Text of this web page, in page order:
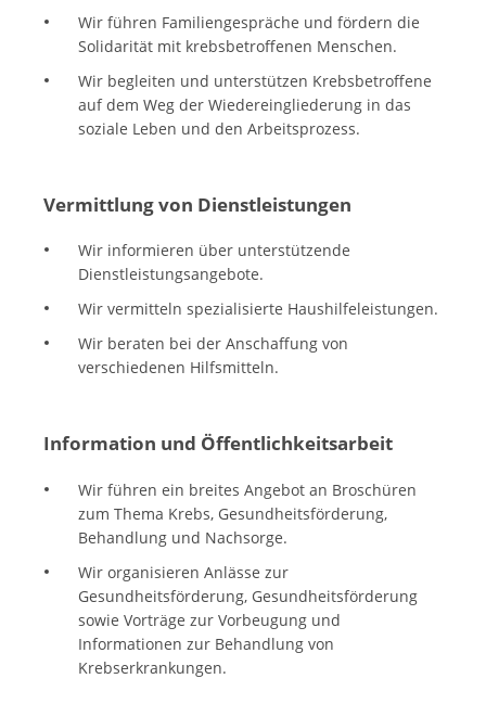
Wir führen Familiengespräche und fördern die
Solidarität mit krebsbetroffenen Menschen.
Wir begleiten und unterstützen Krebsbetroffene
auf dem Weg der Wiedereingliederung in das
soziale Leben und den Arbeitsprozess.
Vermittlung von Dienstleistungen
Wir informieren über unterstützende
Dienstleistungsangebote.
Wir vermitteln spezialisierte Haushilfeleistungen.
Wir beraten bei der Anschaffung von
verschiedenen Hilfsmitteln.
Information und Öffentlichkeitsarbeit
Wir führen ein breites Angebot an Broschüren
zum Thema Krebs, Gesundheitsförderung,
Behandlung und Nachsorge.
Wir organisieren Anlässe zur
Gesundheitsförderung, Gesundheitsförderung
sowie Vorträge zur Vorbeugung und
Informationen zur Behandlung von
Krebserkrankungen.